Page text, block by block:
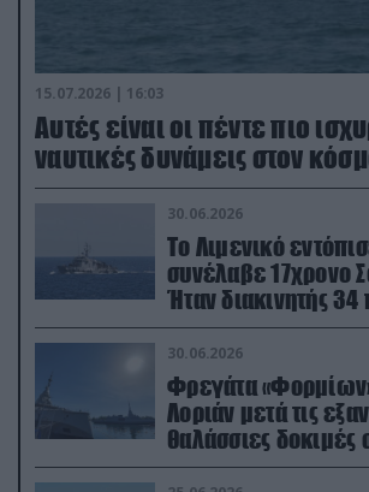
15.07.2026 | 16:03
Aυτές είναι οι πέντε πιο
ναυτικές δυνάμεις στον
30.06.2026
Το Λιμενικό
συνέλαβε 17χρονο
Ήταν διακινητής
μεταναστών
30.06.2026
Φρεγάτα
Λοριάν μετά τις
θαλάσσιες δοκιμές στον
απαιτητικό Βισκαϊκό